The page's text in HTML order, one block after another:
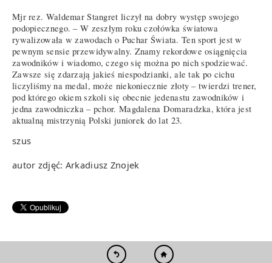
Mjr rez. Waldemar Stangret liczył na dobry występ swojego
podopiecznego. – W zeszłym roku czołówka światowa
rywalizowała w zawodach o Puchar Świata. Ten sport jest w
pewnym sensie przewidywalny. Znamy rekordowe osiągnięcia
zawodników i wiadomo, czego się można po nich spodziewać.
Zawsze się zdarzają jakieś niespodzianki, ale tak po cichu
liczyliśmy na medal, może niekoniecznie złoty – twierdzi trener,
pod którego okiem szkoli się obecnie jedenastu zawodników i
jedna zawodniczka – pchor. Magdalena Domaradzka, która jest
aktualną mistrzynią Polski juniorek do lat 23.
szus
autor zdjęć: Arkadiusz Znojek